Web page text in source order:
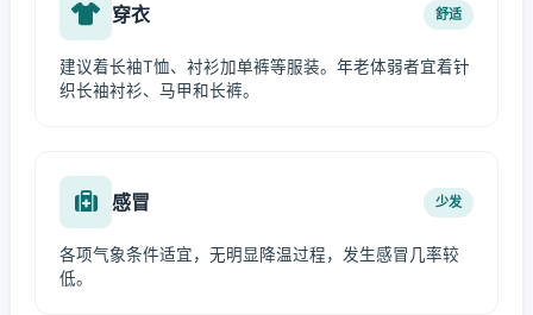
穿衣 舒适
建议着长袖T恤、衬衫加单裤等服装。年老体弱者宜着针
织长袖衬衫、马甲和长裤。
感冒 少发
各项气象条件适宜，无明显降温过程，发生感冒几率较
低。